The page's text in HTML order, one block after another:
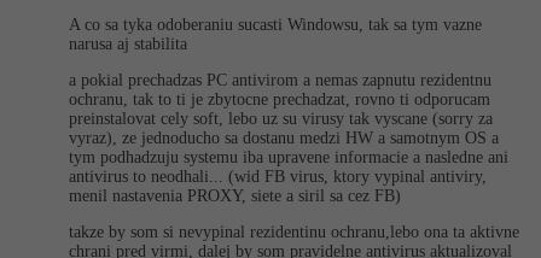
A co sa tyka odoberaniu sucasti Windowsu, tak sa tym vazne
narusa aj stabilita
a pokial prechadzas PC antivirom a nemas zapnutu rezidentnu
ochranu, tak to ti je zbytocne prechadzat, rovno ti odporucam
preinstalovat cely soft, lebo uz su virusy tak vyscane (sorry za
vyraz), ze jednoducho sa dostanu medzi HW a samotnym OS a
tym podhadzuju systemu iba upravene informacie a nasledne ani
antivirus to neodhali... (wid FB virus, ktory vypinal antiviry,
menil nastavenia PROXY, siete a siril sa cez FB)
takze by som si nevypinal rezidentinu ochranu,lebo ona ta aktivne
chrani pred virmi, dalej by som pravidelne antivirus aktualizoval